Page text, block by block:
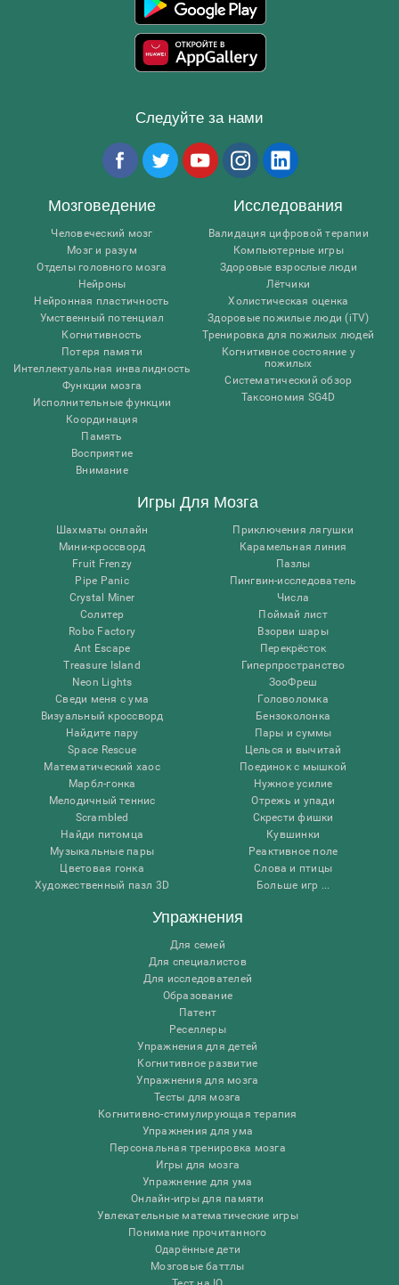
Следуйте за нами
Мозговедение
Человеческий мозг
Мозг и разум
Отделы головного мозга
Нейроны
Нейронная пластичность
Умственный потенциал
Когнитивность
Потеря памяти
Интеллектуальная инвалидность
Функции мозга
Исполнительные функции
Координация
Память
Восприятие
Внимание
Исследования
Валидация цифровой терапии
Компьютерные игры
Здоровые взрослые люди
Лётчики
Холистическая оценка
Здоровые пожилые люди (iTV)
Тренировка для пожилых людей
Когнитивное состояние у
пожилых
Систематический обзор
Таксономия SG4D
Игры Для Мозга
Шахматы онлайн
Мини-кроссворд
Fruit Frenzy
Pipe Panic
Crystal Miner
Солитер
Robo Factory
Ant Escape
Treasure Island
Neon Lights
Сведи меня с ума
Визуальный кроссворд
Найдите пару
Space Rescue
Математический хаос
Марбл-гонка
Мелодичный теннис
Scrambled
Найди питомца
Музыкальные пары
Цветовая гонка
Художественный пазл 3D
Приключения лягушки
Карамельная линия
Пазлы
Пингвин-исследователь
Числа
Поймай лист
Взорви шары
Перекрёсток
Гиперпространство
ЗооФреш
Головоломка
Бензоколонка
Пары и суммы
Целься и вычитай
Поединок с мышкой
Нужное усилие
Отрежь и упади
Скрести фишки
Кувшинки
Реактивное поле
Слова и птицы
Больше игр ...
Упражнения
Для семей
Для специалистов
Для исследователей
Образование
Патент
Реселлеры
Упражнения для детей
Когнитивное развитие
Упражнения для мозга
Тесты для мозга
Когнитивно-стимулирующая терапия
Упражнения для ума
Персональная тренировка мозга
Игры для мозга
Упражнение для ума
Онлайн-игры для памяти
Увлекательные математические игры
Понимание прочитанного
Одарённые дети
Мозговые баттлы